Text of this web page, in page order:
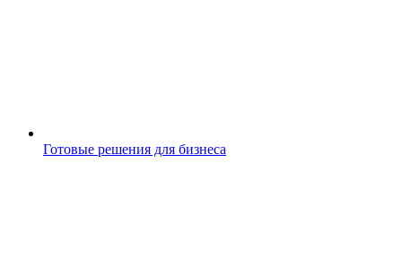
Готовые решения для бизнеса